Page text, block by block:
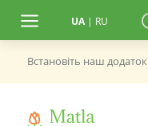
UA | RU
Встановiть наш додаток